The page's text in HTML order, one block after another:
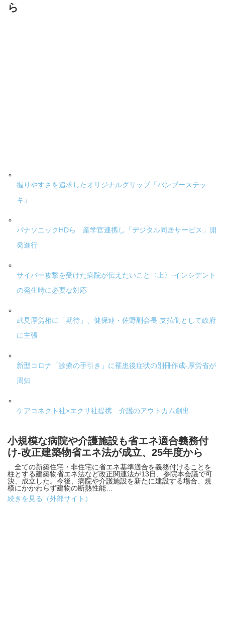
ら
握りやすさを追求したオリジナルグリップ「バンブーステッ
キ」
パナソニックHDら 産学官連携し「デジタル同居サービス」開
発進行
サイバー攻撃を受けた病院が伝えたいこと〈上〉-インシデント
の発生時に必要な対応
武見厚労相に「期待」、健保連・佐野副会長-支払側として政府
に主張
新型コロナ「診療の手引き」に罹患後症状の別冊作成-厚労省が
周知
ケアコネクト社×エクサ社提携 介護のアウトカム創出
小規模な病院や介護施設も省エネ適合義務付
け-改正建築物省エネ法が成立、25年度から
全ての新築住宅・非住宅に省エネ基準適合を義務付けることを
柱とする建築物省エネ法など改正関連法が13日、参院本会議で可
決、成立した。今後、病院や介護施設を新たに建設する場合、規
模にかかわらず建物の断熱性能…
続きを見る（外部サイト）